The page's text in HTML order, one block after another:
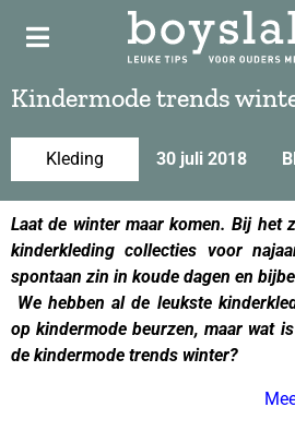
Kindermode trends
Kleding 30 juli 2018
Laat de winter maar komen. Bij het
kinderkleding collecties voor
spontaan zin in koude dagen en
We hebben al de leukste
op kindermode beurzen, maar wat
de kindermode trends winter?